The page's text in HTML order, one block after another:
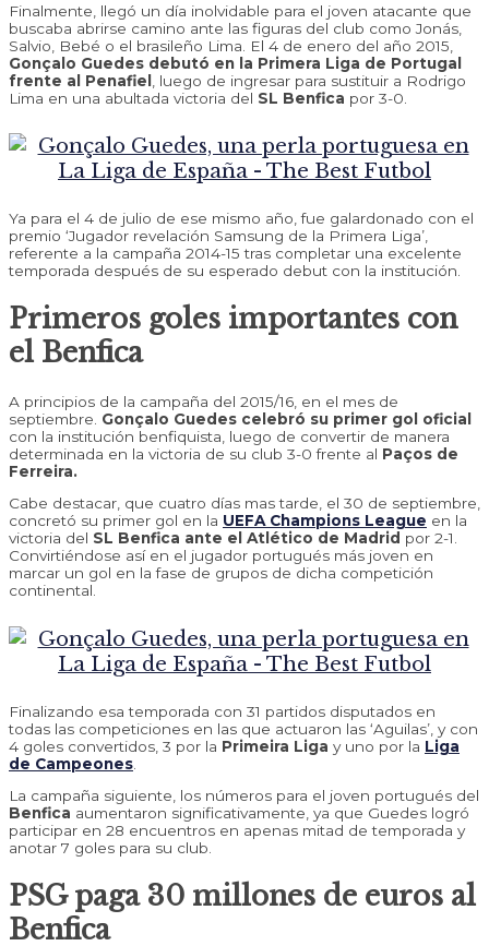
Finalmente, llegó un día inolvidable para el joven atacante que
buscaba abrirse camino ante las figuras del club como Jonás,
Salvio, Bebé o el brasileño Lima. El 4 de enero del año 2015,
Gonçalo Guedes debutó en la Primera Liga de Portugal
frente al Penafiel , luego de ingresar para sustituir a Rodrigo
Lima en una abultada victoria del SL Benfica por 3-0.
Ya para el 4 de julio de ese mismo año, fue galardonado con el
premio ‘Jugador revelación Samsung de la Primera Liga’,
referente a la campaña 2014-15 tras completar una excelente
temporada después de su esperado debut con la institución.
Primeros goles importantes con
el Benfica
A principios de la campaña del 2015/16, en el mes de
septiembre. Gonçalo Guedes celebró su primer gol oficial
con la institución benfiquista, luego de convertir de manera
determinada en la victoria de su club 3-0 frente al Paços de
Ferreira.
Cabe destacar, que cuatro días mas tarde, el 30 de septiembre,
concretó su primer gol en la UEFA Champions League en la
victoria del SL Benfica ante el Atlético de Madrid por 2-1.
Convirtiéndose así en el jugador portugués más joven en
marcar un gol en la fase de grupos de dicha competición
continental.
Finalizando esa temporada con 31 partidos disputados en
todas las competiciones en las que actuaron las ‘Aguilas’, y con
4 goles convertidos, 3 por la Primeira Liga y uno por la Liga
de Campeones
La campaña siguiente, los números para el joven portugués del
Benfica aumentaron significativamente, ya que Guedes logró
participar en 28 encuentros en apenas mitad de temporada y
anotar 7 goles para su club.
PSG paga 30 millones de euros al
Benfica